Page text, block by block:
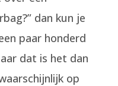
dan kun je
paar honderd
dat is het dan
op